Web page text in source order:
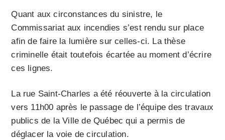
Quant aux circonstances du sinistre, le
Commissariat aux incendies s’est rendu sur place
afin de faire la lumière sur celles-ci. La thèse
criminelle était toutefois écartée au moment d’écrire
ces lignes.
La rue Saint-Charles a été réouverte à la circulation
vers 11h00 après le passage de l’équipe des travaux
publics de la Ville de Québec qui a permis de
déglacer la voie de circulation.